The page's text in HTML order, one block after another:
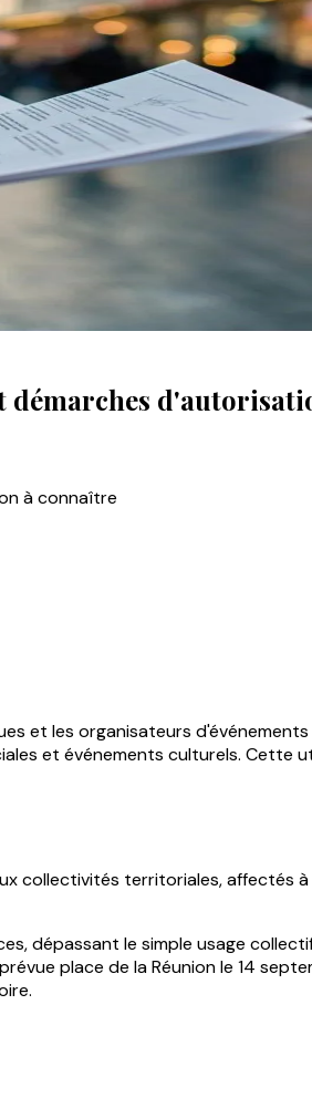
à connaître
et les organisateurs
et événements culturels. Cette
collectivités territoriales, affectés
dépassant le simple usage
prévue place de la Réunion le 14